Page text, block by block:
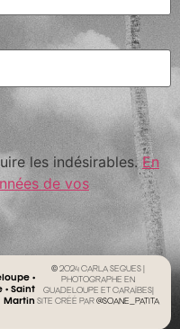
les indésirables.En
de vos
•
• Saint
Martin
© 2024 CARLA SEGUES |
PHOTOGRAPHE EN
GUADELOUPE ET CARAÏBES|
SITE CRÉÉ PAR@SOANE_PATITA